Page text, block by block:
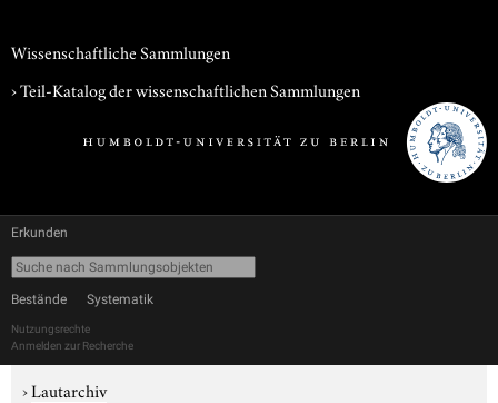
Wissenschaftliche Sammlungen
› Teil-Katalog der wissenschaftlichen Sammlungen
Erkunden
Bestände Systematik
Nutzungsrechte
Anmelden zur Recherche
›Lautarchiv